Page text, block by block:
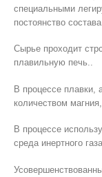
специальными
постоянство состава..
Сырье проходит
плавильную печь..
В процессе плавки,
количеством
В процессе
среда инертного